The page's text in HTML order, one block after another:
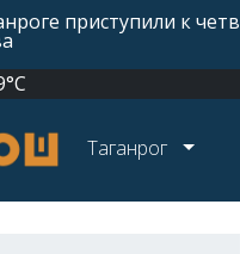
приступили к
Таганрог